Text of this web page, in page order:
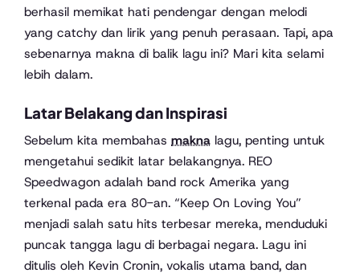
berhasil memikat hati pendengar dengan melodi
yang catchy dan lirik yang penuh perasaan. Tapi, apa
sebenarnya makna di balik lagu ini? Mari kita selami
lebih dalam.
Latar Belakang dan Inspirasi
Sebelum kita membahas makna lagu, penting untuk
mengetahui sedikit latar belakangnya. REO
Speedwagon adalah band rock Amerika yang
terkenal pada era 80-an. “Keep On Loving You”
menjadi salah satu hits terbesar mereka, menduduki
puncak tangga lagu di berbagai negara. Lagu ini
ditulis oleh Kevin Cronin, vokalis utama band, dan